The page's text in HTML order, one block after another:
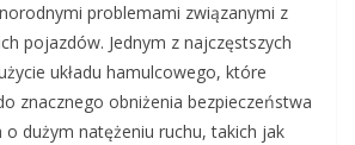
problemami związanymi z
pojazdów. Jednym z najczęstszych
układu hamulcowego, które
znacznego obniżenia bezpieczeństwa
o dużym natężeniu ruchu, takich jak